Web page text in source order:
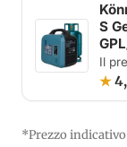
S
Il
★
*Prezzo